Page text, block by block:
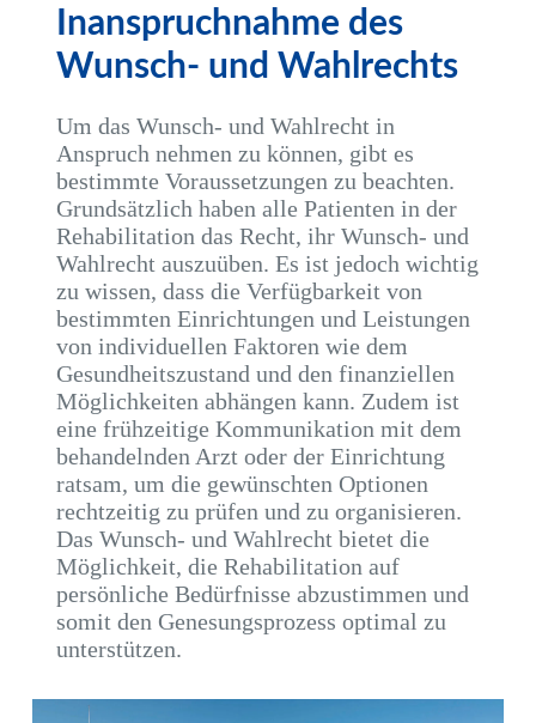
Inanspruchnahme des
Wunsch- und Wahlrechts
Um das Wunsch- und Wahlrecht in
Anspruch nehmen zu können, gibt es
bestimmte Voraussetzungen zu beachten.
Grundsätzlich haben alle Patienten in der
Rehabilitation das Recht, ihr Wunsch- und
Wahlrecht auszuüben. Es ist jedoch wichtig
zu wissen, dass die Verfügbarkeit von
bestimmten Einrichtungen und Leistungen
von individuellen Faktoren wie dem
Gesundheitszustand und den finanziellen
Möglichkeiten abhängen kann. Zudem ist
eine frühzeitige Kommunikation mit dem
behandelnden Arzt oder der Einrichtung
ratsam, um die gewünschten Optionen
rechtzeitig zu prüfen und zu organisieren.
Das Wunsch- und Wahlrecht bietet die
Möglichkeit, die Rehabilitation auf
persönliche Bedürfnisse abzustimmen und
somit den Genesungsprozess optimal zu
unterstützen.